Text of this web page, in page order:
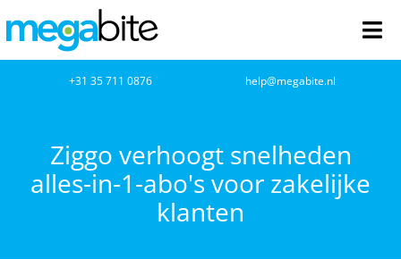
naar
inhoud
Netwerkbeheer
+31 35 711 0876 help@megabite.nl
Ziggo verhoogt snelheden
alles-in-1-abo's voor zakelijke
klanten